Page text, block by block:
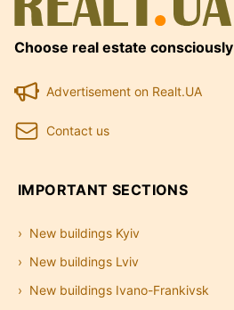
Choose real estate consciously
Advertisement on Realt.UA
Contact us
IMPORTANT SECTIONS
New buildings Kyiv
New buildings Lviv
New buildings Ivano-Frankivsk